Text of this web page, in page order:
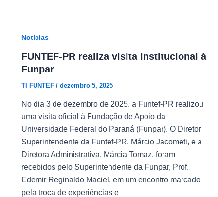
Notícias
FUNTEF-PR realiza visita institucional à
Funpar
TI FUNTEF / dezembro 5, 2025
No dia 3 de dezembro de 2025, a Funtef-PR realizou
uma visita oficial à Fundação de Apoio da
Universidade Federal do Paraná (Funpar). O Diretor
Superintendente da Funtef-PR, Márcio Jacometi, e a
Diretora Administrativa, Márcia Tomaz, foram
recebidos pelo Superintendente da Funpar, Prof.
Edemir Reginaldo Maciel, em um encontro marcado
pela troca de experiências e